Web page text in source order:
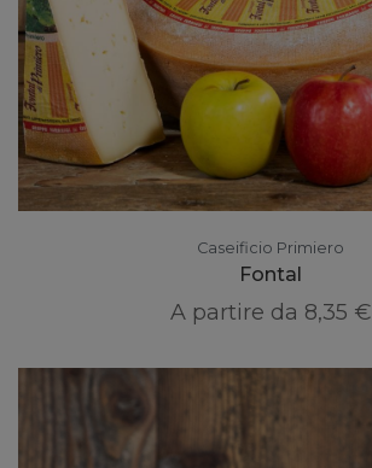
Caseificio Primiero
Fontal
A partire da 8,35 €